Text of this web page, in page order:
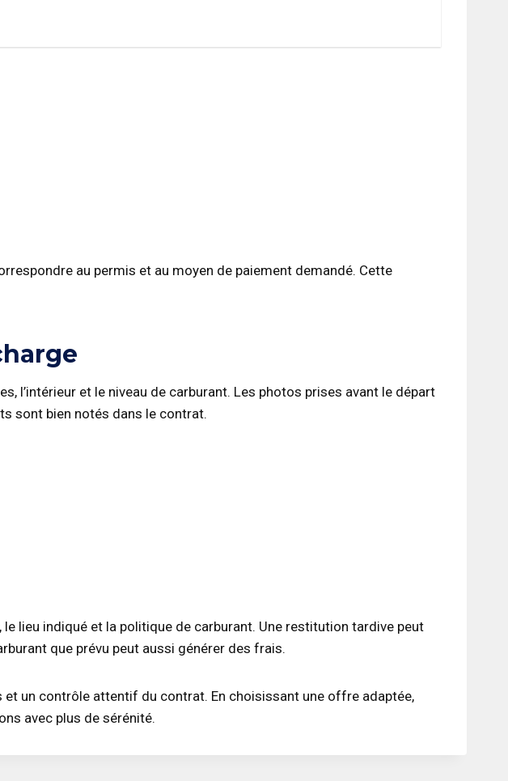
au permis et au moyen de paiement demandé. Cette
l’intérieur et le niveau de carburant. Les photos prises avant le départ
sont bien notés dans le contrat.
lieu indiqué et la politique de carburant. Une restitution tardive peut
que prévu peut aussi générer des frais.
un contrôle attentif du contrat. En choisissant une offre adaptée,
avec plus de sérénité.